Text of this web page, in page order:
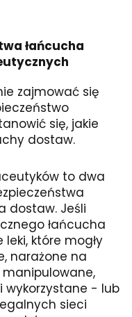
łańcucha
zajmować się
się, jakie
dostaw.
to dwa
dostaw. Jeśli
łańcucha
leki, które mogły
narażone na
wykorzystane - lub
sieci